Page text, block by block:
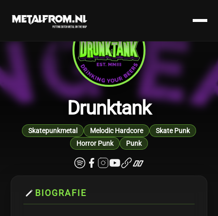
Drunktank
Skatepunkmetal Melodic Hardcore
Skate Punk
Horror Punk
Punk
BIOGRAFIE